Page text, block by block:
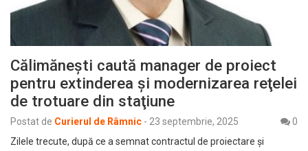
Călimăneşti caută manager de proiect
pentru extinderea şi modernizarea reţelei
de trotuare din staţiune
Postat de Curierul de Râmnic - 23 septembrie, 2025
0
Zilele trecute, după ce a semnat contractul de proiectare şi